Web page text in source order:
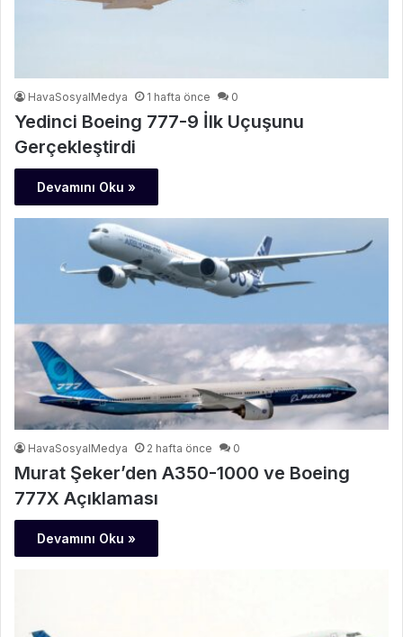
HavaSosyalMedya 1 hafta önce 0
Yedinci Boeing 777-9 İlk Uçuşunu
Gerçekleştirdi
Devamını Oku »
HavaSosyalMedya 2 hafta önce 0
Murat Şeker’den A350-1000 ve Boeing
777X Açıklaması
Devamını Oku »